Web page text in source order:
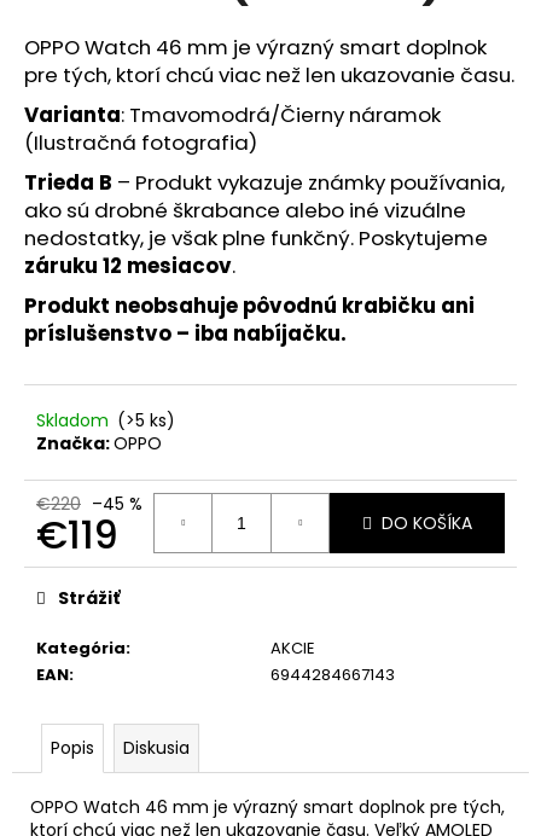
OPPO Watch 46 mm je výrazný smart doplnok
pre tých, ktorí chcú viac než len ukazovanie času.
Varianta: Tmavomodrá/Čierny náramok
(Ilustračná fotografia)
Trieda B – Produkt vykazuje známky používania,
ako sú drobné škrabance alebo iné vizuálne
nedostatky, je však plne funkčný. Poskytujeme
záruku 12 mesiacov.
Produkt neobsahuje pôvodnú krabičku ani
príslušenstvo – iba nabíjačku.
Skladom (>5 ks)
Značka:OPPO
€220 –45 %
€119
Jednotková
cena:
DO KOŠÍKA
Kategória:
AKCIE
EAN: 6944284667143
Strážiť
Popis Diskusia
OPPO Watch 46 mm je výrazný smart doplnok pre tých,
ktorí chcú viac než len ukazovanie času. Veľký AMOLED
r
ú
č
a
m
e
NZ
DERMOCOSMETICS
PROTI
PIGMENTOVÝM
ŠKVRNÁM
DERMOKOZMETICKÝ
KRÉM
NA
ZJEDNOTENIE
PLETI
€10,79